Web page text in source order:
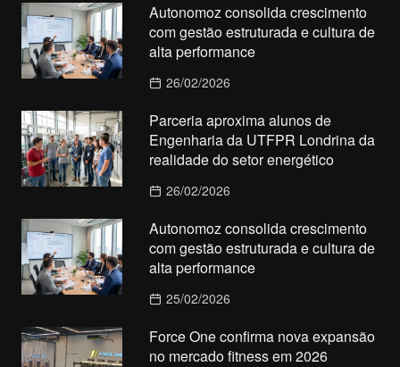
Autonomoz consolida crescimento
com gestão estruturada e cultura de
alta performance
26/02/2026
Parceria aproxima alunos de
Engenharia da UTFPR Londrina da
realidade do setor energético
26/02/2026
Autonomoz consolida crescimento
com gestão estruturada e cultura de
alta performance
25/02/2026
Force One confirma nova expansão
no mercado fitness em 2026